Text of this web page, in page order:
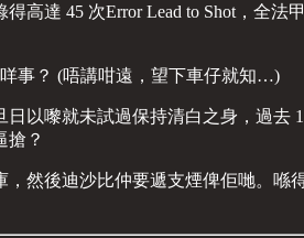
達 45 次Error Lead to Shot，全
事？ (唔講咁遠，望下車仔就知…)
以嚟就未試過保持清白之身，過去
搶？
然後迪沙比仲要遞支煙俾佢哋。